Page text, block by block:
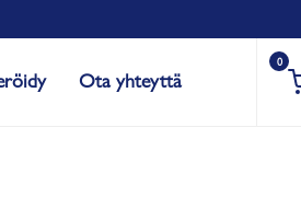
Ota yhteyttä
0